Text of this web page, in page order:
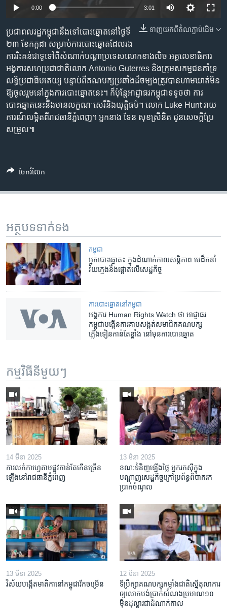
កាន់​
ទំព័រ​
ស្វែង​
រក
បណ្តាញ​សង្គម
ភាសា
0:00 3:01
ទាញ​យក​ពី​តំណភ្ជាប់​ដើម
ប្រជា​ពលរដ្ឋ​កម្ពុជា​នឹង​ទៅ​បោះឆ្នោត​នៅ​ថ្ងៃ​ទី
២៣ ខែ​កក្កដា សម្រាប់​ការ​បោះឆ្នោត​ដែល​រង​
ការ​រិះគន់​ជា​ទូទៅ​ពី​សំណាក់​បណ្តា​ប្រទេស​លោក​ខាង​លិច អគ្គលេខាធិការ​
អង្គការ​សហប្រជាជាតិ​លោក Antonio Guterres និង​ក្រុម​សកម្មជន​គាំទ្រ​
លទ្ធិ​ប្រជាធិបតេយ្យ បន្ទាប់​ពី​គណបក្ស​ប្រឆាំង​ដ៏​ចម្បង​ត្រូវ​បាន​ហាមឃាត់​មិន​
ឱ្យ​ចូលរួម​នៅ​ក្នុង​ការ​បោះឆ្នោត​នេះ។ ក៏​ប៉ុន្តែ​អាជ្ញាធរ​កម្ពុជា​ទទូច​ថា ការ​
បោះឆ្នោត​នេះ​នឹង​មាន​លក្ខណៈ​សេរី​និង​យុត្តិធម៌។ លោក Luke Hunt រាយ
ការណ៍​លម្អិត​ពី​រាជធានី​ភ្នំពេញ។ អ្នកនាង ទែន សុខស្រីនិត ជូន​សេចក្តី​ប្រែ
សម្រួល៕
ចែករំលែក
អត្ថបទ​ទាក់ទង
កម្ពុជា
អ្នក​បោះឆ្នោត៖​ ក្នុងដំណាក់​កាល​សន្តិភាព​ មេ​ដឹកនាំ​
វ័យក្មេង​នឹង​ផ្តោត​លើ​សេដ្ឋកិច្ច​ ​​​​
​ការ​បោះឆ្នោត​​នៅ​កម្ពុជា
អង្គការ ​Human Rights Watch​ ថា ​អាជ្ញាធរ​
កម្ពុជា​បង្កើន​ការ​គាប​សង្កត់​សមាជិក​គណបក្ស​
ភ្លើងទៀន​កាន់​តែ​ខ្លាំង នៅ​មុន​ការ​បោះ​ឆ្នោត
កម្មវិធី​នីមួយៗ
14 មីនា 2025
ការលក់​កាហ្វេ​តាម​ផ្លូវ​កាន់តែ​កើន​ច្រើន​
ឡើង​នៅ​រាជធានី​ភ្នំពេញ
13 មីនា 2025
ខណៈទំនិញឡើងថ្លៃ អ្នករកស៊ីក្នុង​
បណ្តាញ​សេដ្ឋកិច្ចក្រៅ​ប្រព័ន្ធពិបាក​រក​
ប្រាក់​ចំណូល
13 មីនា 2025
វិស័យ​បង្កើត​មាតិកា​នៅ​កម្ពុជា​រីក​ចម្រើន
12 មីនា 2025
ទីប្រឹក្សា​គណបក្ស​កម្លាំង​ជាតិ​ស្នើ​តុលាការ​
ឲ្យ​លោក​បង់ប្រាក់​សំណង​ប្រមាណ​១០​
ម៉ឺន​ដុល្លារ​ជា​ដំណាក់កាល